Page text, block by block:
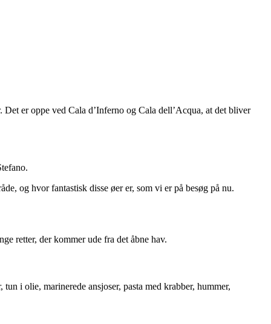
er oppe ved Cala d’Inferno og Cala dell’Acqua, at det bliver
og hvor fantastisk disse øer er, som vi er på besøg på nu.
retter, der kommer ude fra det åbne hav.
i olie, marinerede ansjoser, pasta med krabber, hummer,